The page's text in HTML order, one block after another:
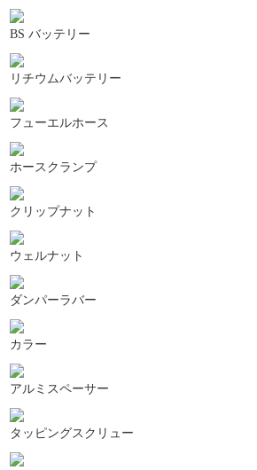
BS バッテリー
リチウムバッテリー
フューエルホース
ホースクランプ
クリップナット
ウェルナット
ダンパーラバー
カラー
アルミスペーサー
タッピングスクリュー